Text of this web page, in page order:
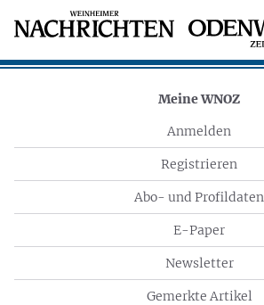
Meine WNOZ
Anmelden
Registrieren
Abo- und Profildaten
E-Paper
Newsletter
Gemerkte Artikel